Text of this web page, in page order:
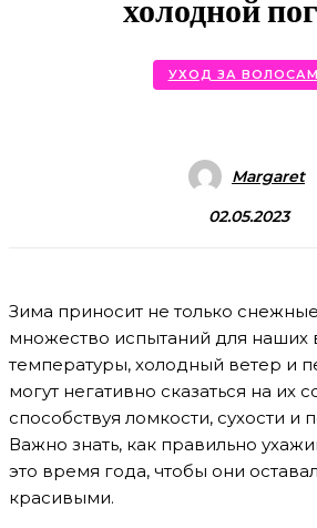
УХОД ЗА
Margaret
02.05.2023
Зима приносит не только
множество испытаний для наших
температуры, холодный ветер и
могут негативно сказаться на их
способствуя ломкости, сухости и
Важно знать, как правильно
это время года, чтобы они
красивыми.